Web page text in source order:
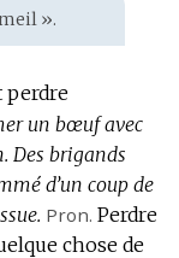
».
perdre
un bœuf avec
Des brigands
d’un coup de
Pron. Perdre
chose de